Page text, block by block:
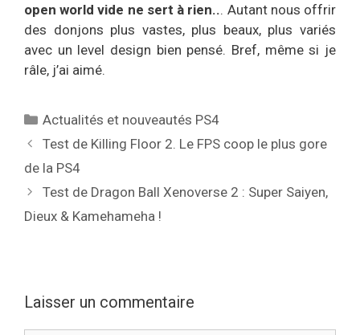
open world vide ne sert à rien... Autant nous offrir
des donjons plus vastes, plus beaux, plus variés
avec un level design bien pensé. Bref, même si je
râle, j’ai aimé.
Catégories
Actualités et nouveautés PS4
Test de Killing Floor 2. Le FPS coop le plus gore
de la PS4
Test de Dragon Ball Xenoverse 2 : Super Saiyen,
Dieux & Kamehameha !
Laisser un commentaire